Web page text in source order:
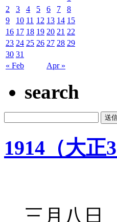
« Feb Apr »
2
3 4 5 6 7
8
9
10 11 12 13 14 15
16 17 18 19 20 21 22
23 24 25 26 27 28 29
30 31
search
1914（大正
三月八日